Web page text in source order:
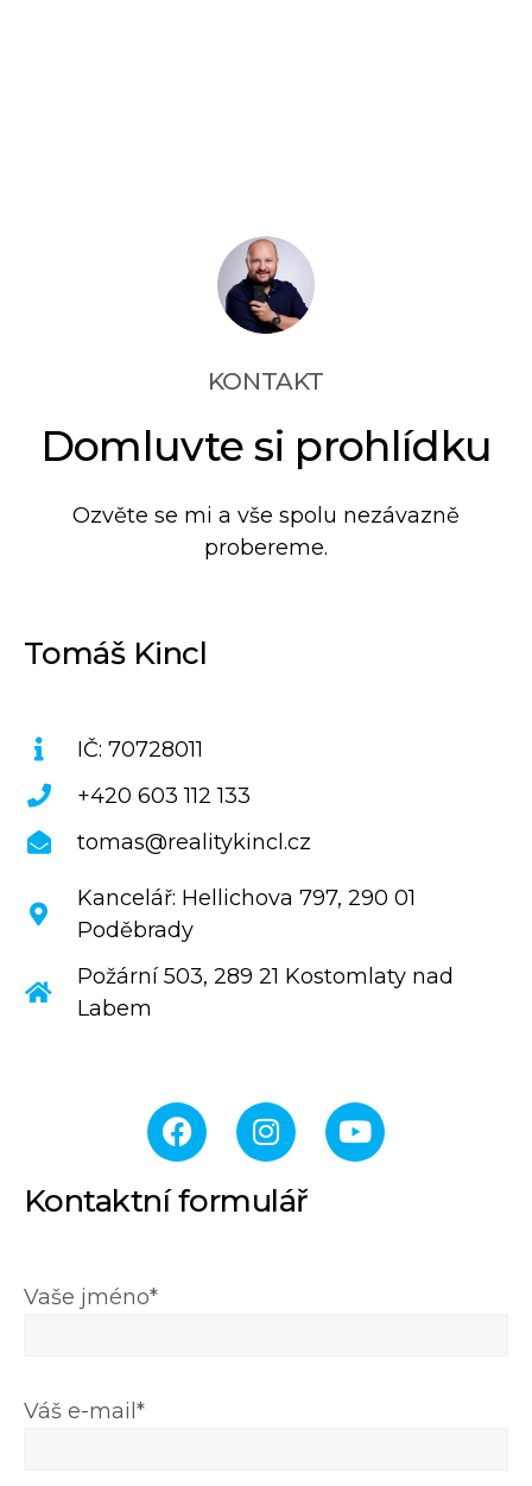
KONTAKT
Domluvte si prohlídku
Ozvěte se mi a vše spolu nezávazně
probereme.
Tomáš Kincl
IČ: 70728011
+420 603 112 133
tomas@realitykincl.cz
Kancelář: Hellichova 797, 290 01
Poděbrady
Požární 503, 289 21 Kostomlaty nad
Labem
Kontaktní formulář
Vaše jméno*
Váš e-mail*